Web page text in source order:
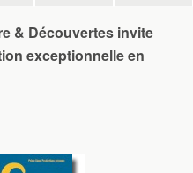
& Découvertes invite
exceptionnelle en